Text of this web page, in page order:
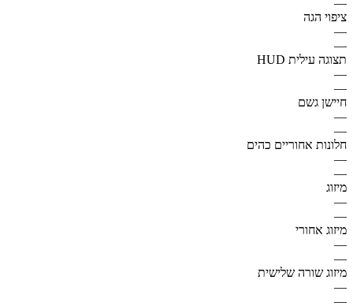
ציפוי הגה
—
—
תצוגה עילית HUD
—
—
חיישן גשם
—
—
חלונות אחוריים כהים
—
—
מיזוג
—
—
מיזוג אחורי
—
—
מיזוג שורה שלישית
—
—